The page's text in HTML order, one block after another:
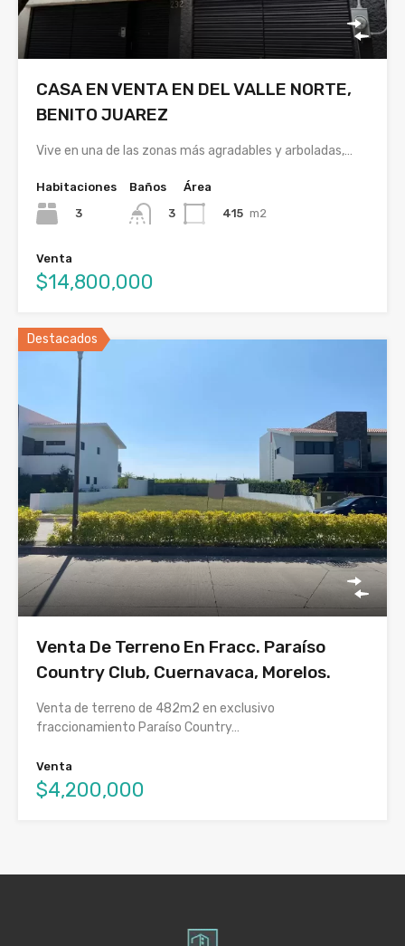
CASA EN VENTA EN DEL VALLE NORTE,
BENITO JUAREZ
Vive en una de las zonas más agradables y arboladas,…
Habitaciones
3
Baños
3
Área
415 m2
Venta
$14,800,000
Destacados
Venta De Terreno En Fracc. Paraíso
Country Club, Cuernavaca, Morelos.
Venta de terreno de 482m2 en exclusivo
fraccionamiento Paraíso Country…
Venta
$4,200,000